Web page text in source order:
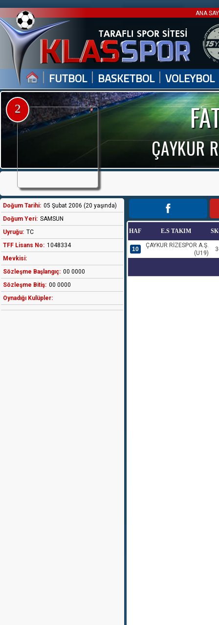
ANA
| FUTBOL | BASKETBOL | VOLEYBOL
ÇAYKUR
2
Doğum Tarihi: 05 Şubat 2006 (20 yaşında)
Doğum Yeri: SAMSUN
Uyruğu: TC
TFF Lisans No: 1048334
Mevkisi:
Sözleşme Başlangıç: 00 0000
Sözleşme Bitiş: 00 0000
Oynadığı Kulüpler:
HAF E.S TAKIM
10
ÇAYKUR RİZESPOR A.Ş.
(U19)